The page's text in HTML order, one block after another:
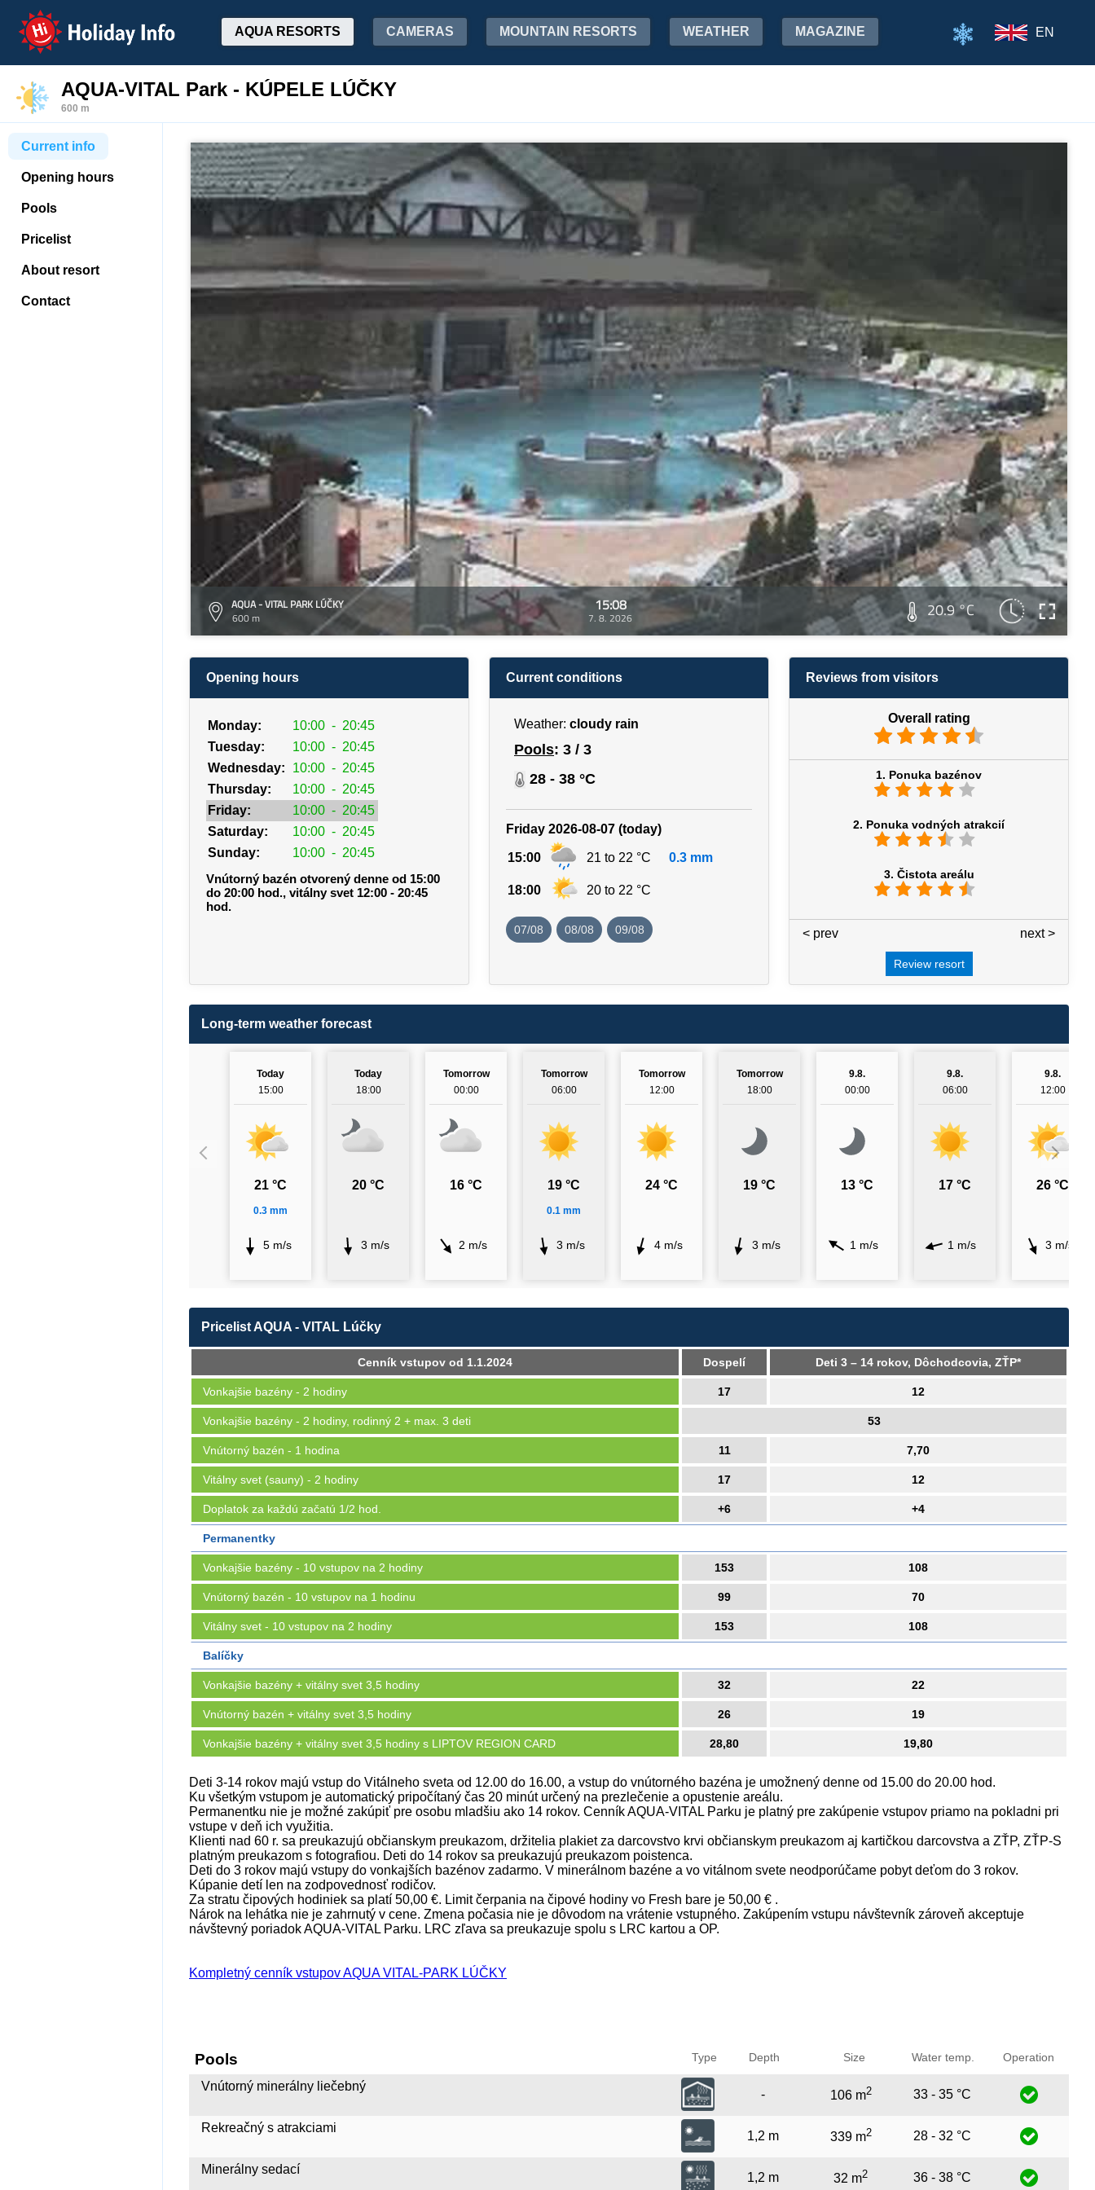
Holiday Info AQUA RESORTS CAMERAS MOUNTAIN RESORTS WEATHER MAGAZINE EN
AQUA-VITAL Park - KÚPELE LÚČKY
600 m
Current info
Opening hours
Pools
Pricelist
About resort
Contact
AQUA - VITAL PARK LÚČKY
600 m
15:08
7. 8. 2026 20.9 °C
Opening hours
Monday: 10:00 - 20:45
Tuesday:
10:00 - 20:45
Wednesday:
10:00 - 20:45
Thursday:
10:00 - 20:45
Friday:
10:00 - 20:45
Saturday:
10:00 - 20:45
Sunday:
10:00 - 20:45
Vnútorný bazén otvorený denne od 15:00
do 20:00 hod., vitálny svet 12:00 - 20:45
hod.
Current conditions
Weather: cloudy rain
Pools: 3 / 3
28 - 38 °C
Friday 2026-08-07 (today)
15:00 21 to 22 °C 0.3 mm
18:00 20 to 22 °C
07/08 08/08 09/08
Reviews from visitors
Overall rating
1. Ponuka bazénov
2. Ponuka vodných atrakcií
3. Čistota areálu
next >
< prev
Review resort
Long-term weather forecast
Today
15:00
21 °C
0.3 mm
5 m/s
Today
18:00
20 °C
3 m/s
Tomorrow
00:00
16 °C
2 m/s
Tomorrow
06:00
19 °C
0.1 mm
3 m/s
Tomorrow
12:00
24 °C
4 m/s
Tomorrow
18:00
19 °C
3 m/s
9.8.
00:00
13 °C
1 m/s
9.8.
06:00
17 °C
1 m/s
9.8.
12:00
26 °C
3 m/s
Pricelist AQUA - VITAL Lúčky
Cenník vstupov od 1.1.2024 Dospelí Deti 3 – 14 rokov, Dôchodcovia, ZŤP*
Vonkajšie bazény - 2 hodiny 17 12
Vonkajšie bazény - 2 hodiny, rodinný 2 + max. 3 deti 53
Vnútorný bazén - 1 hodina 11 7,70
Vitálny svet (sauny) - 2 hodiny 17 12
Doplatok za každú začatú 1/2 hod. +6 +4
Permanentky
Vonkajšie bazény - 10 vstupov na 2 hodiny 153 108
Vnútorný bazén - 10 vstupov na 1 hodinu 99 70
Vitálny svet - 10 vstupov na 2 hodiny 153 108
Balíčky
Vonkajšie bazény + vitálny svet 3,5 hodiny 32 22
Vnútorný bazén + vitálny svet 3,5 hodiny 26 19
Vonkajšie bazény + vitálny svet 3,5 hodiny s LIPTOV REGION CARD 28,80 19,80
Deti 3-14 rokov majú vstup do Vitálneho sveta od 12.00 do 16.00, a vstup do vnútorného bazéna je umožnený denne od 15.00 do 20.00 hod.
Ku všetkým vstupom je automatický pripočítaný čas 20 minút určený na prezlečenie a opustenie areálu.
Permanentku nie je možné zakúpiť pre osobu mladšiu ako 14 rokov. Cenník AQUA-VITAL Parku je platný pre zakúpenie vstupov priamo na pokladni pri
vstupe v deň ich využitia.
Klienti nad 60 r. sa preukazujú občianskym preukazom, držitelia plakiet za darcovstvo krvi občianskym preukazom aj kartičkou darcovstva a ZŤP, ZŤP-S
platným preukazom s fotografiou. Deti do 14 rokov sa preukazujú preukazom poistenca.
Deti do 3 rokov majú vstupy do vonkajších bazénov zadarmo. V minerálnom bazéne a vo vitálnom svete neodporúčame pobyt deťom do 3 rokov.
Kúpanie detí len na zodpovednosť rodičov.
Za stratu čipových hodiniek sa platí 50,00 €. Limit čerpania na čipové hodiny vo Fresh bare je 50,00 € .
Nárok na lehátka nie je zahrnutý v cene. Zmena počasia nie je dôvodom na vrátenie vstupného. Zakúpením vstupu návštevník zároveň akceptuje
návštevný poriadok AQUA-VITAL Parku. LRC zľava sa preukazuje spolu s LRC kartou a OP.
Kompletný cenník vstupov AQUA VITAL-PARK LÚČKY
Pools Type Depth Size Water temp. Operation
Vnútorný minerálny liečebný
- 106 m2 33 - 35 °C
Rekreačný s atrakciami
1,2 m 339 m2 28 - 32 °C
Minerálny sedací
1,2 m 32 m2 36 - 38 °C